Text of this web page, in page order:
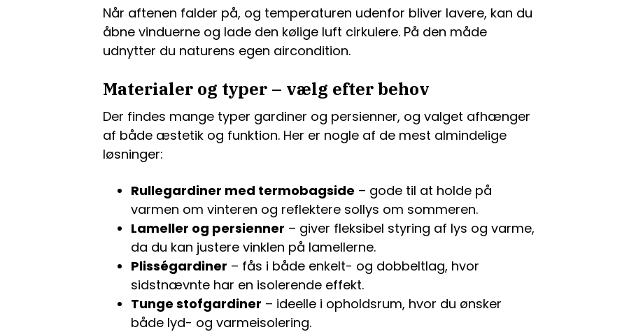
Når aftenen falder på, og temperaturen udenfor bliver lavere, kan du
åbne vinduerne og lade den kølige luft cirkulere. På den måde
udnytter du naturens egen aircondition.
Materialer og typer – vælg efter behov
Der findes mange typer gardiner og persienner, og valget afhænger
af både æstetik og funktion. Her er nogle af de mest almindelige
løsninger:
Rullegardiner med termobagside – gode til at holde på
varmen om vinteren og reflektere sollys om sommeren.
Lameller og persienner – giver fleksibel styring af lys og varme,
da du kan justere vinklen på lamellerne.
Plisségardiner – fås i både enkelt- og dobbeltlag, hvor
sidstnævnte har en isolerende effekt.
Tunge stofgardiner – ideelle i opholdsrum, hvor du ønsker
både lyd- og varmeisolering.